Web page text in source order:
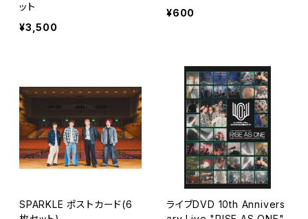
ット
¥3,500
¥600
SPARKLE ポストカード(6
ライブDVD 10th Annivers